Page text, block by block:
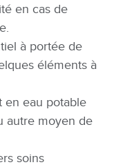
en cas de
à portée de
éléments à
en eau potable
autre moyen de
soins